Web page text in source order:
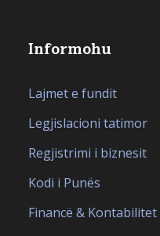
Informohu
Lajmet e fundit
Legjislacioni tatimor
Regjistrimi i biznesit
Kodi i Punës
Financë & Kontabilitet